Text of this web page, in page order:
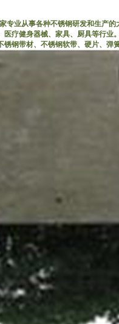
专业从事各种不锈钢研发和生产
疗健身器械、家具、厨具等行业
钢带材、不锈钢软带、硬片、弹簧